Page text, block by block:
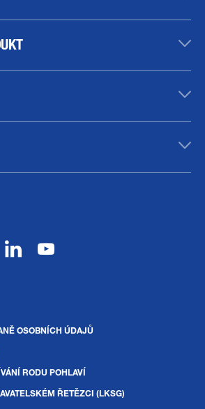
OSOBNÍCH ÚDAJŮ
RODU POHLAVÍ
ŘETĚZCI (LKSG)